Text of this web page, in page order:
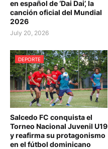
en español de ‘Dai Dai’, la
canción oficial del Mundial
2026
July 20, 2026
DEPORTE
Salcedo FC conquista el
Torneo Nacional Juvenil U19
y reafirma su protagonismo
en el fútbol dominicano